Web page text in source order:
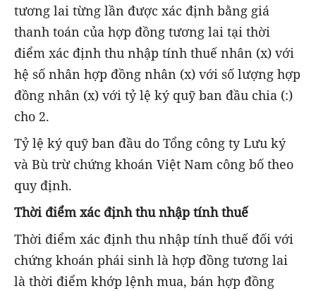
tương lai từng lần được xác định bằng giá
thanh toán của hợp đồng tương lai tại thời
điểm xác định thu nhập tính thuế nhân (x) với
hệ số nhân hợp đồng nhân (x) với số lượng hợp
đồng nhân (x) với tỷ lệ ký quỹ ban đầu chia (:)
cho 2.
Tỷ lệ ký quỹ ban đầu do Tổng công ty Lưu ký
và Bù trừ chứng khoán Việt Nam công bố theo
quy định.
Thời điểm xác định thu nhập tính thuế
Thời điểm xác định thu nhập tính thuế đối với
chứng khoán phái sinh là hợp đồng tương lai
là thời điểm khớp lệnh mua, bán hợp đồng